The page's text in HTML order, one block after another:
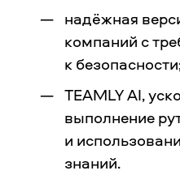
надёжная
компаний с
к
TEAMLY AI,
выполнение
и
знаний.